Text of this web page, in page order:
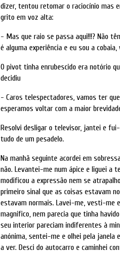
dizer, tentou retomar o raciocínio mas
grito em voz alta:
- Mas que raio se passa aqui!!!? Não
é alguma experiência e eu sou a
O pivot tinha enrubescido era notório
decidiu
- Caros telespectadores, vamos ter
esperamos voltar com a maior
Resolvi desligar o televisor, jantei e
tudo de um pesadelo.
Na manhã seguinte acordei em
não. Levantei-me num ápice e liguei a
modificou a expressão nem se
primeiro sinal que as coisas estavam
estavam normais. Lavei-me, vesti-me
magnífico, nem parecia que tinha
seu interior pareciam indiferentes à
anónima, sentei-me e olhei pela janela
a ver. Desci do autocarro e caminhei